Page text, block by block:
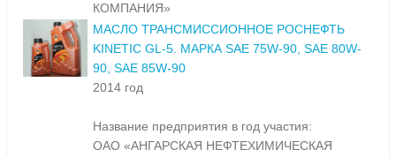
КОМПАНИЯ»
МАСЛО ТРАНСМИССИОННОЕ РОСНЕФТЬ
KINETIC GL-5. МАРКА SAE 75W-90, SAE 80W-
90, SAE 85W-90
2014 год
Название предприятия в год участия:
ОАО «АНГАРСКАЯ НЕФТЕХИМИЧЕСКАЯ